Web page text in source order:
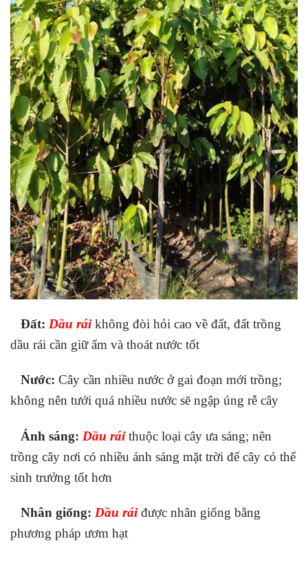
Đất: Dầu ráikhông đòi hỏi cao về đất, đất trồng
dầu rái cần giữ ẩm và thoát nước tốt
Nước: Cây cần nhiều nước ở gai đoạn mới trồng;
không nên tưới quá nhiều nước sẽ ngập úng rễ cây
Ánh sáng: Dầu ráithuộc loại cây ưa sáng; nên
trồng cây nơi có nhiều ánh sáng mặt trời để cây có thể
sinh trưởng tốt hơn
Nhân giống: Dầu ráiđược nhân giống bằng
phương pháp ươm hạt